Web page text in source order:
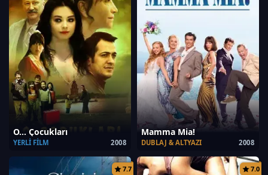
O… Çocukları
2008
YERLI FILM
Mamma Mia!
2008
DUBLAJ & ALTYAZI
7.7 7.0